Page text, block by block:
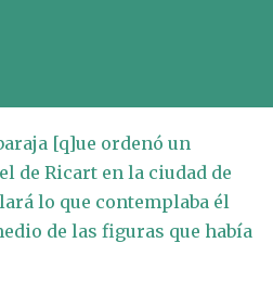
[q]ue ordenó un
de Ricart en la ciudad de
lo que contemplaba él
de las figuras que había